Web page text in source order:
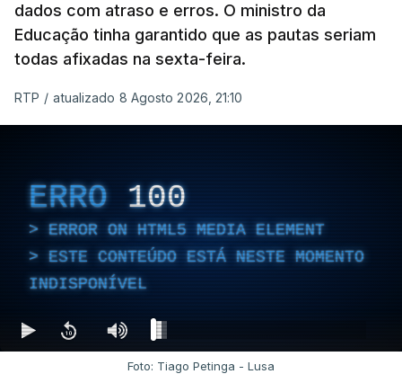
dados com atraso e erros. O ministro da
Educação tinha garantido que as pautas seriam
todas afixadas na sexta-feira.
RTP / atualizado 8 Agosto 2026, 21:10
ERRO 100
ERROR ON HTML5 MEDIA ELEMENT
ESTE CONTEÚDO ESTÁ NESTE MOMENTO
INDISPONÍVEL
Foto: Tiago Petinga - Lusa